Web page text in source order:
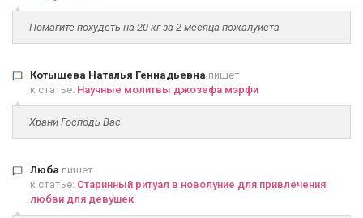
Помагите похудеть на 20 кг за 2 месяца пожалуйста
Котышева Наталья Геннадьевна пишет
к статье: Научные молитвы джозефа мэрфи
Храни Господь Вас
Люба пишет
к статье: Старинный ритуал в новолуние для привлечения
любви для девушек